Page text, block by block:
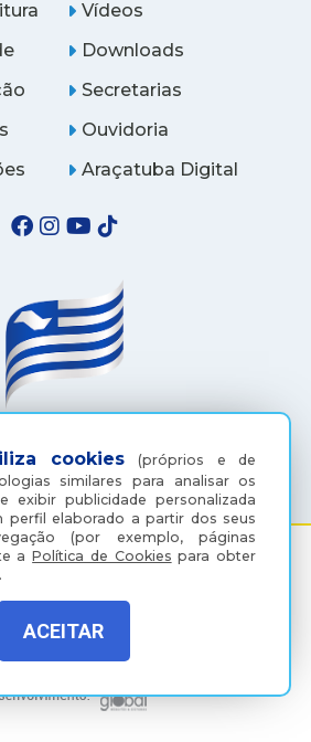
cookies (próprios e de
similares para analisar os
exibir publicidade personalizada
perfil elaborado a partir dos seus
(por exemplo, páginas
aPolítica de Cookies para obter
ACEITAR
Vídeos
Downloads
Secretarias
Ouvidoria
Araçatuba Digital
(18) 3607-6500
de Privacidade